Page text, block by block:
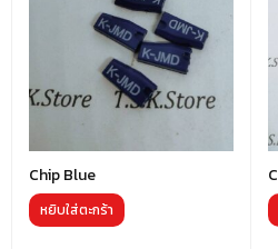
Chip Blue
หยิบใส่ตะกร้า